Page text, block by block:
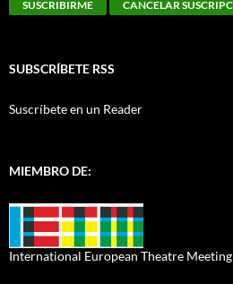
SUBSCRÍBETE RSS
Suscríbete en un Reader
MIEMBRO DE:
International European Theatre Meeting